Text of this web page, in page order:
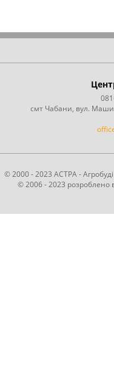
смт Чабани, вул.
© 2000 - 2023 АСТРА -
© 2006 - 2023 розроблено в